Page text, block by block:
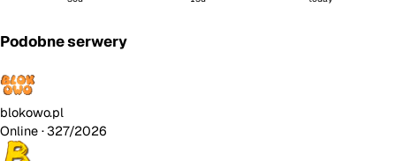
Podobne serwery
blokowo.pl
Online· 327/2026